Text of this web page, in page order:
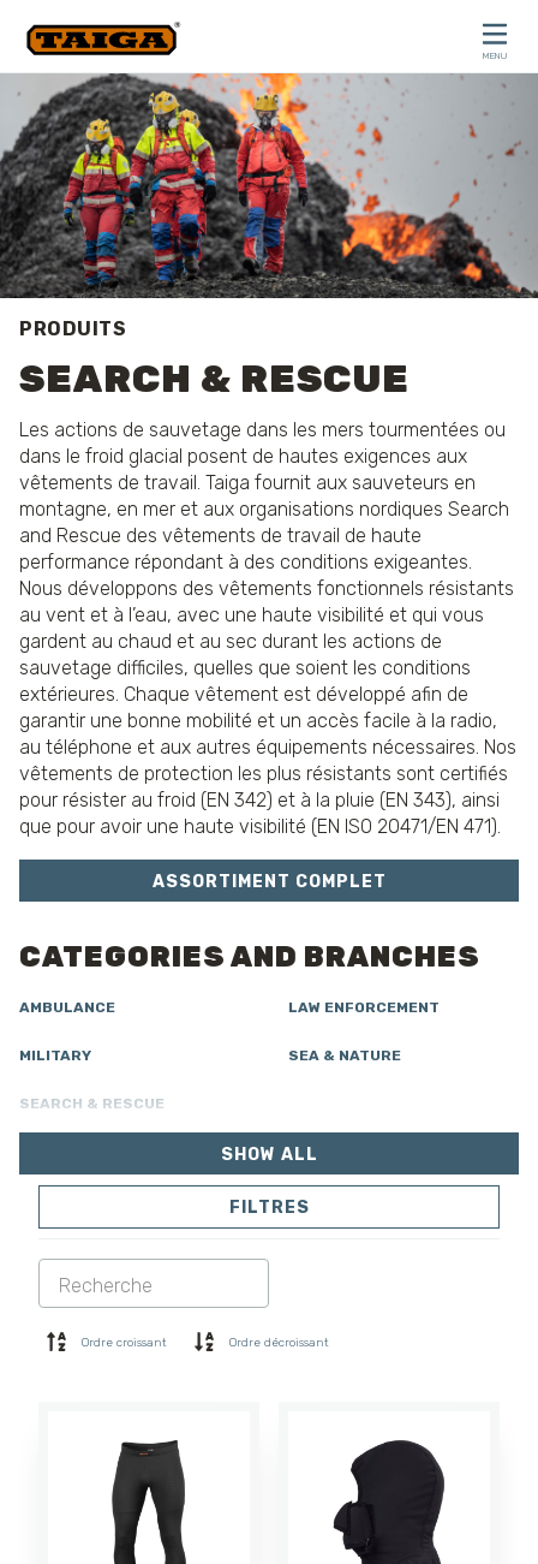
MENU
PRODUITS
SEARCH & RESCUE
Les actions de sauvetage dans les mers tourmentées ou
dans le froid glacial posent de hautes exigences aux
vêtements de travail. Taiga fournit aux sauveteurs en
montagne, en mer et aux organisations nordiques Search
and Rescue des vêtements de travail de haute
performance répondant à des conditions exigeantes.
Nous développons des vêtements fonctionnels résistants
au vent et à l’eau, avec une haute visibilité et qui vous
gardent au chaud et au sec durant les actions de
sauvetage difficiles, quelles que soient les conditions
extérieures. Chaque vêtement est développé afin de
garantir une bonne mobilité et un accès facile à la radio,
au téléphone et aux autres équipements nécessaires. Nos
vêtements de protection les plus résistants sont certifiés
pour résister au froid (EN 342) et à la pluie (EN 343), ainsi
que pour avoir une haute visibilité (EN ISO 20471/EN 471).
ASSORTIMENT COMPLET
CATEGORIES AND BRANCHES
AMBULANCE LAW ENFORCEMENT
MILITARY SEA & NATURE
SEARCH & RESCUE
PANTALONS
COMBINAISON
SOFTSHELL
CHEMISES
CHAUSSETTES ACCESSOIRES
SHOW ALL
FILTRES
Ordre croissant Ordre décroissant